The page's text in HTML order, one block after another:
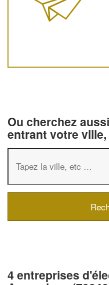
Ou cherchez
entrant votre
4 entreprises